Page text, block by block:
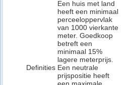
Definities
Een huis met land
heeft een minimaal
perceeloppervlak
van 1000 vierkante
meter. Goedkoop
betreft een
minimaal 15%
lagere meterprijs.
Een neutrale
prijspositie heeft